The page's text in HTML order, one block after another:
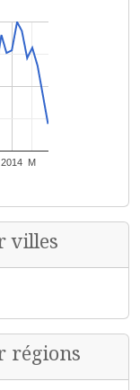
2014 M
villes
régions